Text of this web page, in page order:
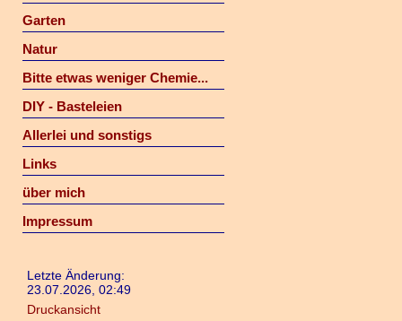
Garten
Natur
Bitte etwas weniger Chemie...
DIY - Basteleien
Allerlei und sonstigs
Links
über mich
Impressum
Letzte Änderung:
23.07.2026, 02:49
Druckansicht